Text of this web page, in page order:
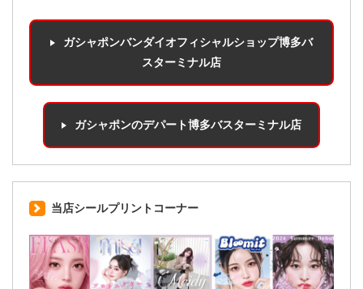
ガシャポンバンダイオフィシャルショップ博多バ
スターミナル店
ガシャポンのデパート博多バスターミナル店
当店シールプリントコーナー